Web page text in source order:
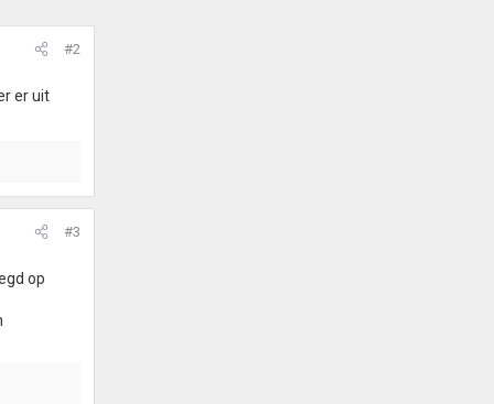
#2
er uit
#3
op